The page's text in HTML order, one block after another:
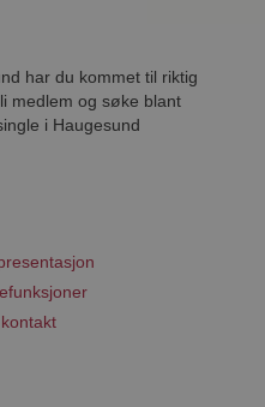
har du kommet til riktig
medlem og søke blant
i Haugesund